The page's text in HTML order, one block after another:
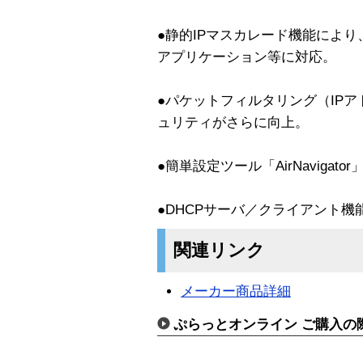
●静的IPマスカレード機能によ
アプリケーション等に対応。
●パケットフィルタリング（IP
ュリティがさらに向上。
●簡単設定ツール「AirNavigator
●DHCPサーバ／クライアント機
関連リンク
メーカー商品詳細
ぷらっとオンライン ご購入の